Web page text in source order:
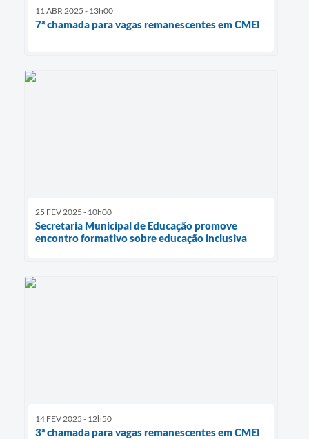
11 ABR 2025 - 13h00
7ª chamada para vagas remanescentes em CMEI
25 FEV 2025 - 10h00
Secretaria Municipal de Educação promove
encontro formativo sobre educação inclusiva
14 FEV 2025 - 12h50
3ª chamada para vagas remanescentes em CMEI